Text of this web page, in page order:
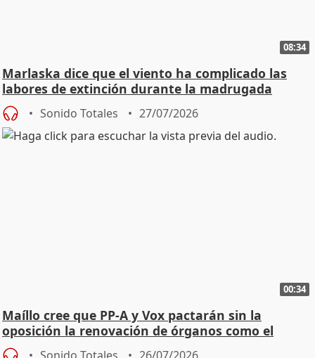
08:34
Marlaska dice que el viento ha complicado las
labores de extinción durante la madrugada
Sonido Totales 27/07/2026
00:34
Maíllo cree que PP-A y Vox pactarán sin la
oposición la renovación de órganos como el
Defensor